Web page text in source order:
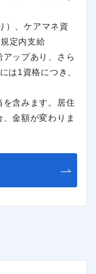
）、ケアマネ資
定内支給
ップあり、さら
は1資格につき、
含みます。居住
金額が変わりま